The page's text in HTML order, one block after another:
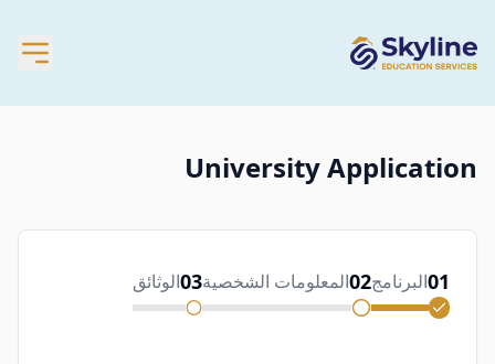
University Application
01البرنامج02المعلومات الشخصية03الوثائق